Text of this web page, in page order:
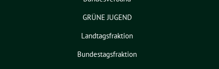
GRÜNE JUGEND
Landtagsfraktion
Bundestagsfraktion